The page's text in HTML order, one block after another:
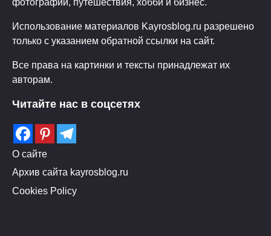
Использование материалов Kayrosblog.ru разрешено
только с указанием обратной ссылки на сайт.
Все права на картинки и тексты принадлежат их
авторам.
Читайте нас в соцсетях
О сайте
Архив сайта kayrosblog.ru
Cookies Policy